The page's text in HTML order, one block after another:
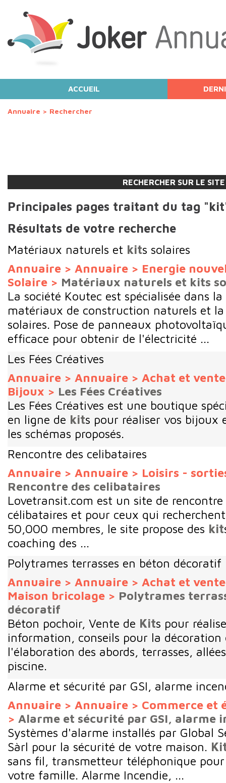
RECHERCHER SUR LE SITE
ACCUEIL
Annuaire > Rechercher
Principales pages traitant du tag
Résultats de votre recherche
Matériaux naturels et kits solaires
Annuaire > Annuaire > Energie
Solaire > Matériaux naturels et kits
La société Koutec est spécialisée dans
matériaux de construction naturels et
solaires. Pose de panneaux
efficace pour obtenir de l'électricité ...
Les Fées Créatives
Annuaire > Annuaire > Achat et
Bijoux > Les Fées Créatives
Les Fées Créatives est une boutique
en ligne de kits pour réaliser vos bijoux
les schémas proposés.
Rencontre des celibataires
Annuaire > Annuaire > Loisirs -
Rencontre des celibataires
Lovetransit.com est un site de
célibataires et pour ceux qui
50,000 membres, le site propose des kit
coaching des ...
Polytrames terrasses en béton décoratif
Annuaire > Annuaire > Achat et
Maison bricolage > Polytrames
décoratif
Béton pochoir, Vente de Kits pour
information, conseils pour la
l'élaboration des abords, terrasses,
piscine.
Alarme et sécurité par GSI, alarme
Annuaire > Annuaire > Commerce et
> Alarme et sécurité par GSI, alarme
Systèmes d'alarme installés par Global
Sàrl pour la sécurité de votre maison.
sans fil, transmetteur téléphonique
votre famille. Alarme Incendie, ...